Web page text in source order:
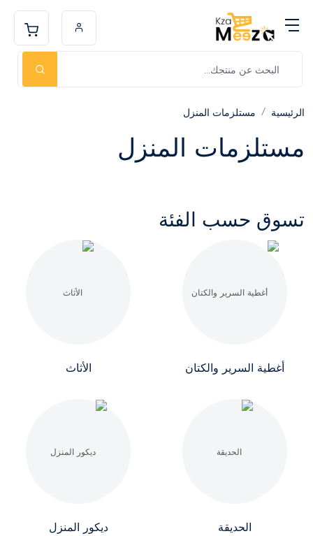
الرئيسية مستلزمات المنزل
مستلزمات المنزل
تسوق حسب الفئة
أغطية السرير والكتان الأثاث
الحديقة ديكور المنزل